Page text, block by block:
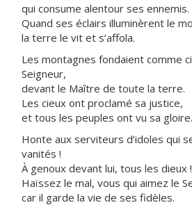
qui consume alentour ses ennemis.
Quand ses éclairs illuminèrent le
la terre le vit et s’affola.
Les montagnes fondaient comme
Seigneur,
devant le Maître de toute la terre.
Les cieux ont proclamé sa justice,
et tous les peuples ont vu sa gloire.
Honte aux serviteurs d’idoles qui
vanités !
À genoux devant lui, tous les dieux !
Haïssez le mal, vous qui aimez le
car il garde la vie de ses fidèles.